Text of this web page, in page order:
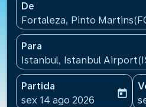
De
Fortaleza, Pinto
Para
Istanbul, Istanbul
Partida
fc-booking-departure-
sex 14 ago 2026
today